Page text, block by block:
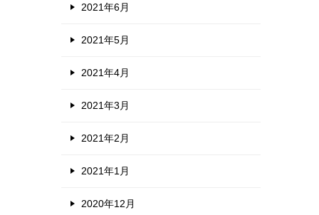
2021年6月
2021年5月
2021年4月
2021年3月
2021年2月
2021年1月
2020年12月